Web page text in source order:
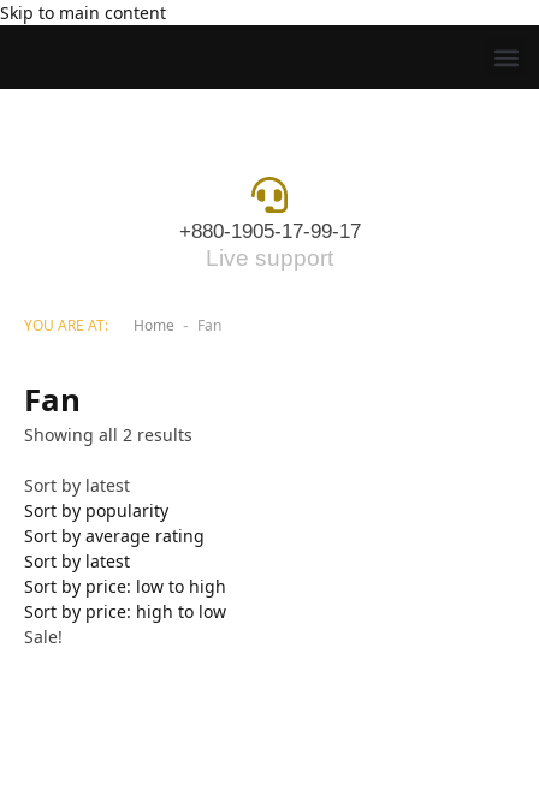
Skip to main content
+880-1905-17-99-17
Live support
YOU ARE AT: Home - Fan
Fan
Showing all 2 results
Sort by latest
Sort by popularity
Sort by average rating
Sort by latest
Sort by price: low to high
Sort by price: high to low
Sale!